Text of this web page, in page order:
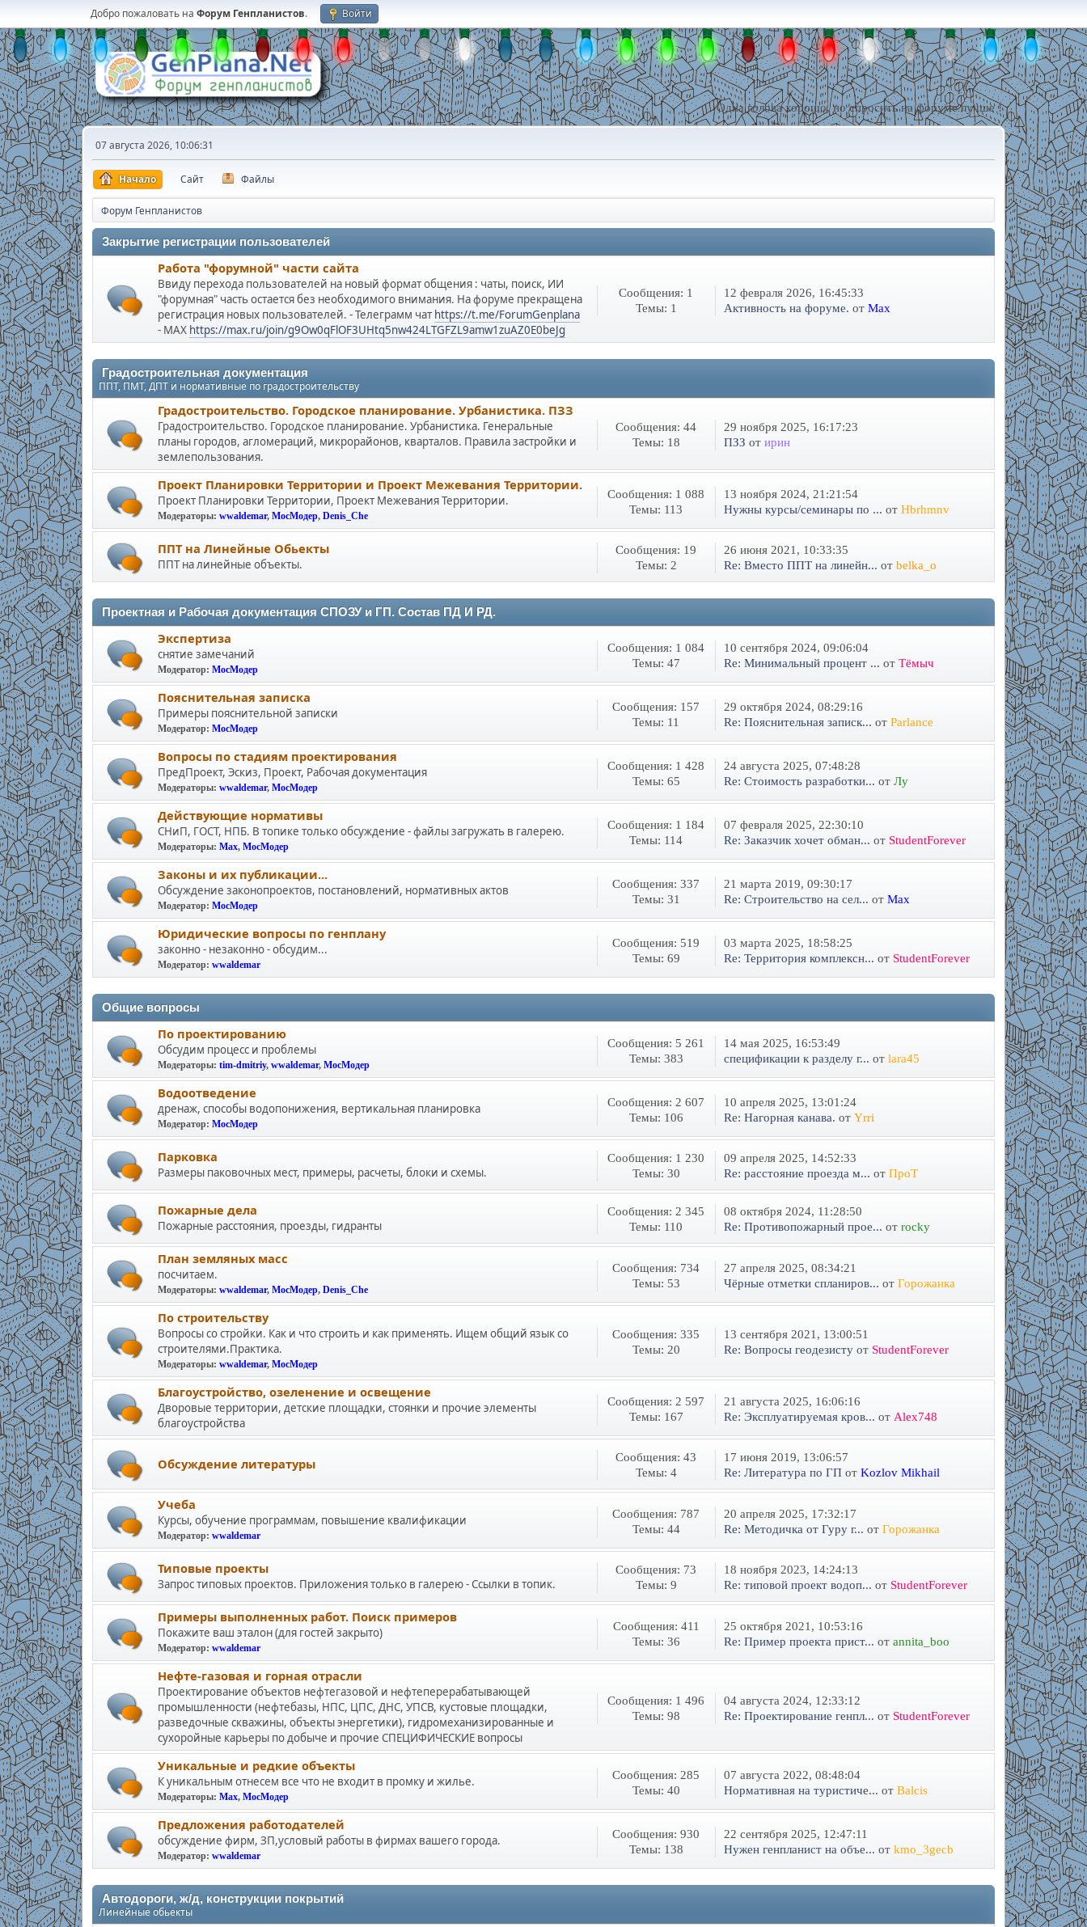
Добро пожаловать на Форум Генпланистов. Войти
Одна голова хорошо, но спросить на форуме лучше !
07 августа 2026, 10:06:31
Начало Сайт Файлы
Форум Генпланистов
Закрытие регистрации пользователей
Работа "форумной" части сайта
Ввиду перехода пользователей на новый формат общения : чаты, поиск, ИИ
"форумная" часть остается без необходимого внимания. На форуме прекращена
регистрация новых пользователей. - Телеграмм чат https://t.me/ForumGenplana
- МАХ https://max.ru/join/g9Ow0qFlOF3UHtq5nw424LTGFZL9amw1zuAZ0E0beJg
Сообщения: 1
Темы: 1
12 февраля 2026, 16:45:33
Активность на форуме. от Max
Градостроительная документация
ППТ, ПМТ, ДПТ и нормативные по градостроительству
Градостроительство. Городское планирование. Урбанистика. ПЗЗ
Градостроительство. Городское планирование. Урбанистика. Генеральные
планы городов, агломераций, микрорайонов, кварталов. Правила застройки и
землепользования.
Сообщения: 44
Темы: 18
29 ноября 2025, 16:17:23
ПЗЗ от ирин
Проект Планировки Территории и Проект Межевания Территории.
Проект Планировки Территории, Проект Межевания Территории.
Модераторы: wwaldemar, МосМодер, Denis_Che
Сообщения: 1 088
Темы: 113
13 ноября 2024, 21:21:54
Нужны курсы/семинары по ... от Hbrhmnv
ППТ на Линейные Обьекты
ППТ на линейные объекты.
Сообщения: 19
Темы: 2
26 июня 2021, 10:33:35
Re: Вместо ППТ на линейн... от belka_o
Проектная и Рабочая документация СПОЗУ и ГП. Состав ПД И РД.
Экспертиза
снятие замечаний
Модератор: МосМодер
Сообщения: 1 084
Темы: 47
10 сентября 2024, 09:06:04
Re: Минимальный процент ... от Тёмыч
Пояснительная записка
Примеры пояснительной записки
Модератор: МосМодер
Сообщения: 157
Темы: 11
29 октября 2024, 08:29:16
Re: Пояснительная записк... от Parlance
Вопросы по стадиям проектирования
ПредПроект, Эскиз, Проект, Рабочая документация
Модераторы: wwaldemar, МосМодер
Сообщения: 1 428
Темы: 65
24 августа 2025, 07:48:28
Re: Стоимость разработки... от Лу
Действующие нормативы
СНиП, ГОСТ, НПБ. В топике только обсуждение - файлы загружать в галерею.
Модераторы: Max, МосМодер
Сообщения: 1 184
Темы: 114
07 февраля 2025, 22:30:10
Re: Заказчик хочет обман... от StudentForever
Законы и их публикации...
Обсуждение законопроектов, постановлений, нормативных актов
Модератор: МосМодер
Сообщения: 337
Темы: 31
21 марта 2019, 09:30:17
Re: Строительство на сел... от Max
Юридичеcкие вопросы по генплану
законно - незаконно - обсудим...
Модератор: wwaldemar
Сообщения: 519
Темы: 69
03 марта 2025, 18:58:25
Re: Территория комплексн... от StudentForever
Общие вопросы
По проектированию
Обсудим процесс и проблемы
Модераторы: tim-dmitriy, wwaldemar, МосМодер
Сообщения: 5 261
Темы: 383
14 мая 2025, 16:53:49
спецификации к разделу г... от lara45
Водоотведение
дренаж, способы водопонижения, вертикальная планировка
Модератор: МосМодер
Сообщения: 2 607
Темы: 106
10 апреля 2025, 13:01:24
Re: Нагорная канава. от Yrri
Парковка
Размеры паковочных мест, примеры, расчеты, блоки и схемы.
Сообщения: 1 230
Темы: 30
09 апреля 2025, 14:52:33
Re: расстояние проезда м... от ПроТ
Пожарные дела
Пожарные расстояния, проезды, гидранты
Сообщения: 2 345
Темы: 110
08 октября 2024, 11:28:50
Re: Противопожарный прое... от rocky
План земляных масс
посчитаем.
Модераторы: wwaldemar, МосМодер, Denis_Che
Сообщения: 734
Темы: 53
27 апреля 2025, 08:34:21
Чёрные отметки спланиров... от Горожанка
По строительству
Вопросы со стройки. Как и что строить и как применять. Ищем общий язык со
строителями.Практика.
Модераторы: wwaldemar, МосМодер
Сообщения: 335
Темы: 20
13 сентября 2021, 13:00:51
Re: Вопросы геодезисту от StudentForever
Благоустройство, озеленение и освещение
Дворовые территории, детские площадки, стоянки и прочие элементы
благоустройства
Сообщения: 2 597
Темы: 167
21 августа 2025, 16:06:16
Re: Эксплуатируемая кров... от Alex748
Обсуждение литературы
Сообщения: 43
Темы: 4
17 июня 2019, 13:06:57
Re: Литература по ГПот Kozlov Mikhail
Учеба
Курсы, обучение программам, повышение квалификации
Модератор: wwaldemar
Сообщения: 787
Темы: 44
20 апреля 2025, 17:32:17
Re: Методичка от Гуру г... от Горожанка
Типовые проекты
Запрос типовых проектов. Приложения только в галерею - Ссылки в топик.
Сообщения: 73
Темы: 9
18 ноября 2023, 14:24:13
Re: типовой проект водоп... от StudentForever
Примеры выполненных работ. Поиск примеров
Покажите ваш эталон (для гостей закрыто)
Модератор: wwaldemar
Сообщения: 411
Темы: 36
25 октября 2021, 10:53:16
Re: Пример проекта прист... от annita_boo
Нефте-газовая и горная отрасли
Проектирование объектов нефтегазовой и нефтеперерабатывающей
промышленности (нефтебазы, НПС, ЦПС, ДНС, УПСВ, кустовые площадки,
разведочные скважины, объекты энергетики), гидромеханизированные и
сухоройные карьеры по добыче и прочие СПЕЦИФИЧЕСКИЕ вопросы
Сообщения: 1 496
Темы: 98
04 августа 2024, 12:33:12
Re: Проектирование генпл... от StudentForever
Уникальные и редкие объекты
К уникальным отнесем все что не входит в промку и жилье.
Модераторы: Max, МосМодер
Сообщения: 285
Темы: 40
07 августа 2022, 08:48:04
Нормативная на туристиче... от Balcis
Предложения работодателей
обсуждение фирм, ЗП,условый работы в фирмах вашего города.
Модератор: wwaldemar
Сообщения: 930
Темы: 138
22 сентября 2025, 12:47:11
Нужен генпланист на объе... от kmo_3gecb
Автодороги, ж/д, конструкции покрытий
Линейные обьекты